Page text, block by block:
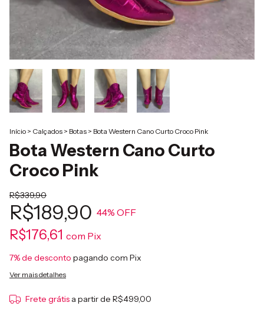
Início > Calçados > Botas > Bota Western Cano Curto Croco Pink
Bota Western Cano Curto
Croco Pink
R$339,90
R$189,90 44% OFF
R$176,61 com Pix
7% de desconto pagando com Pix
Ver mais detalhes
Frete grátis a partir de R$499,00